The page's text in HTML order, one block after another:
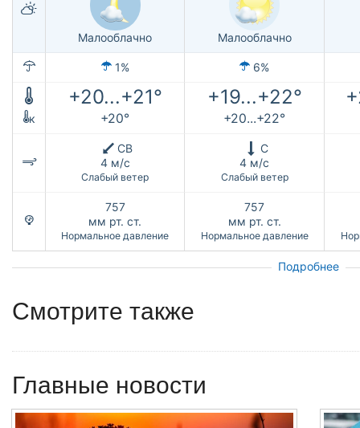
Малооблачно Малооблачно
1% 6%
+20...+21° +19...+22°
к +20° +20...+22°
СВ
4 м/с
Слабый ветер
С
4 м/с
Слабый ветер
757
мм рт. ст.
Нормальное давление
757
мм рт. ст.
Нормальное давление
Подробнее
Смотрите также
Главные новости